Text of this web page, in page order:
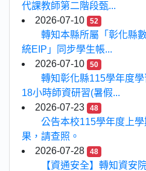
代課教師第二階段甄...
2026-07-10
52
轉知本縣所屬「彰化縣
統EIP」同步學生帳...
2026-07-10
50
轉知彰化縣115學年度
18小時師資研習(暑假...
2026-07-23
48
公告本校115學年度上
果，請查照。
2026-07-28
48
【資通安全】轉知資安